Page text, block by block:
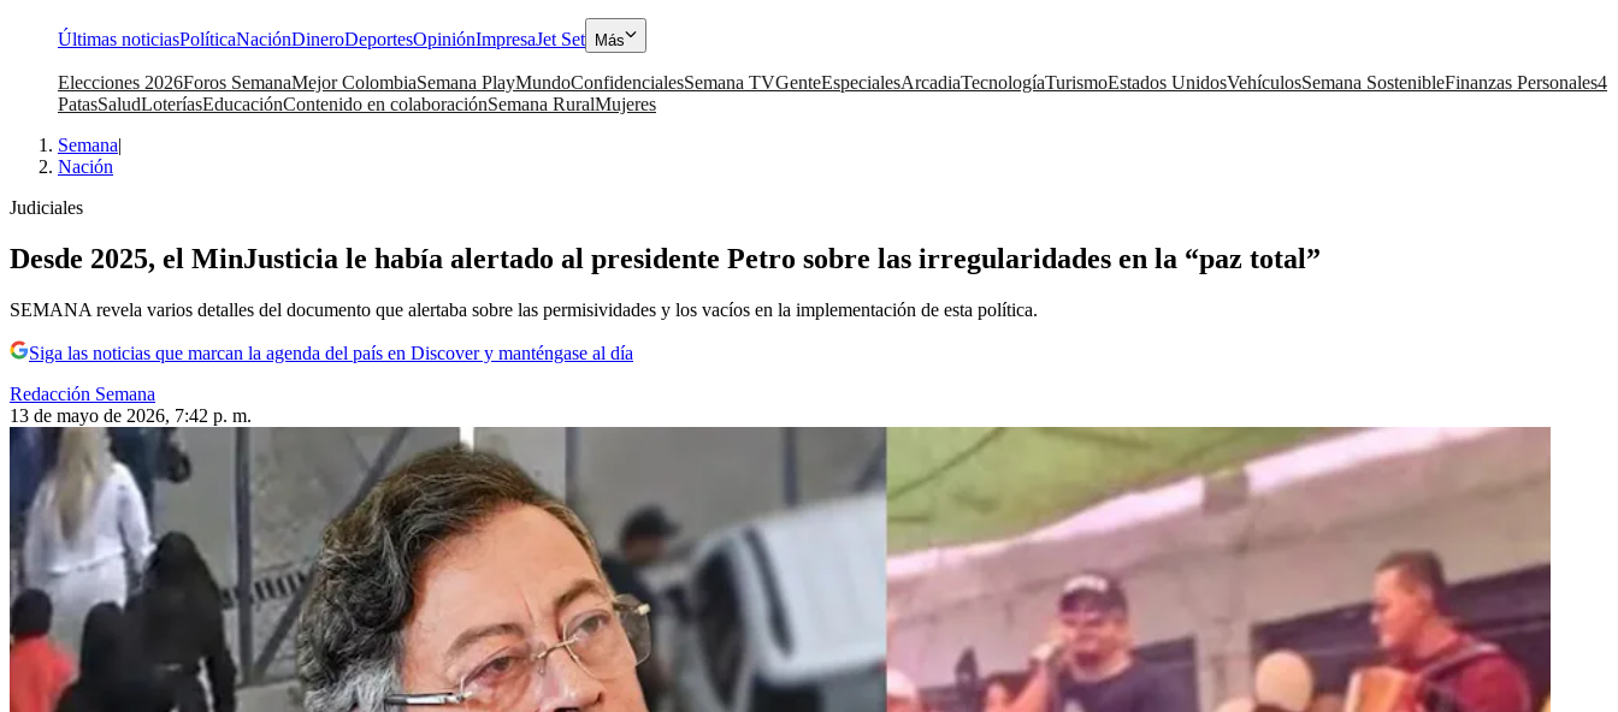
Últimas noticiasPolíticaNaciónDineroDeportesOpiniónImpresaJet Set Más
Elecciones 2026Foros SemanaMejor ColombiaSemana PlayMundoConfidencialesSemana TVGenteEspecialesArcadiaTecnologíaTurismoEstados UnidosVehículosSemana SostenibleFinanzas Personales4
PatasSaludLoteríasEducaciónContenido en colaboraciónSemana RuralMujeres
Semana|
Nación
Judiciales
Desde 2025, el MinJusticia le había alertado al presidente Petro sobre las irregularidades en la “paz total”
SEMANA revela varios detalles del documento que alertaba sobre las permisividades y los vacíos en la implementación de esta política.
Siga las noticias que marcan la agenda del país en Discover y manténgase al día
Redacción Semana
13 de mayo de 2026, 7:42 p. m.